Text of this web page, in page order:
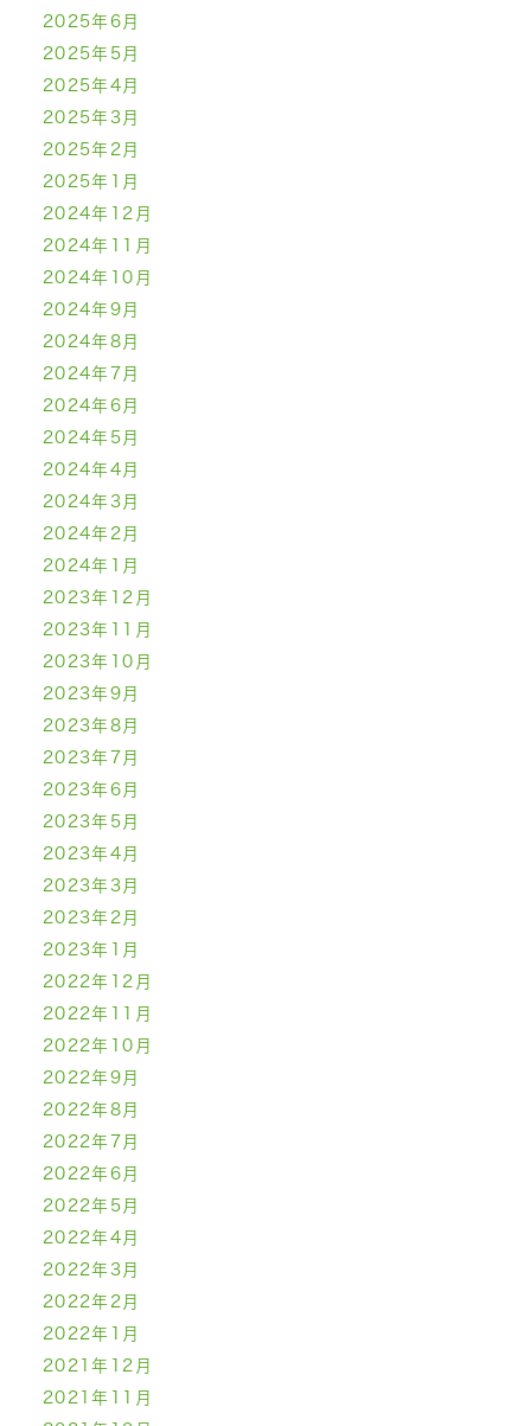
2025年6月
2025年5月
2025年4月
2025年3月
2025年2月
2025年1月
2024年12月
2024年11月
2024年10月
2024年9月
2024年8月
2024年7月
2024年6月
2024年5月
2024年4月
2024年3月
2024年2月
2024年1月
2023年12月
2023年11月
2023年10月
2023年9月
2023年8月
2023年7月
2023年6月
2023年5月
2023年4月
2023年3月
2023年2月
2023年1月
2022年12月
2022年11月
2022年10月
2022年9月
2022年8月
2022年7月
2022年6月
2022年5月
2022年4月
2022年3月
2022年2月
2022年1月
2021年12月
2021年11月